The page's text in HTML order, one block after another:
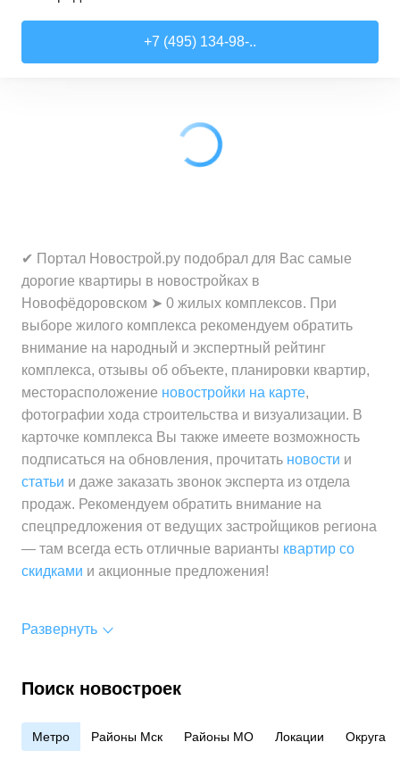
72,9 –97,93м² 12 предложений
+7 (495) 134-98-..
✔ Портал Новострой.ру подобрал для Вас самые
дорогие квартиры в новостройках в
Новофёдоровском ➤ 0 жилых комплексов. При
выборе жилого комплекса рекомендуем обратить
внимание на народный и экспертный рейтинг
комплекса, отзывы об объекте, планировки квартир,
месторасположение новостройки на карте,
фотографии хода строительства и визуализации. В
карточке комплекса Вы также имеете возможность
подписаться на обновления, прочитать новости и
статьи и даже заказать звонок эксперта из отдела
продаж. Рекомендуем обратить внимание на
спецпредложения от ведущих застройщиков региона
— там всегда есть отличные варианты квартир со
скидками и акционные предложения!
Развернуть
Поиск новостроек
Метро Районы Мск Районы МО Локации Округа